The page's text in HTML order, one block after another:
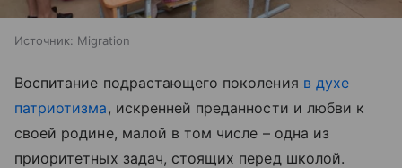
Источник: Migration
Воспитание подрастающего поколения в духе
патриотизма, искренней преданности и любви к
своей родине, малой в том числе – одна из
приоритетных задач, стоящих перед школой.